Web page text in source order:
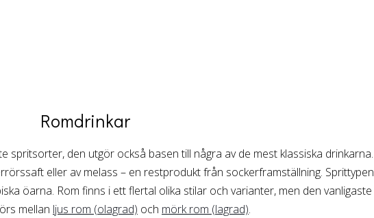
Romdrinkar
spritsorter, den utgör också basen till några av de mest klassiska drinkarna.
eller av melass – en restprodukt från sockerframställning. Sprittypen
öarna. Rom finns i ett flertal olika stilar och varianter, men den vanligaste
mellan ljus rom (olagrad) och mörk rom (lagrad).